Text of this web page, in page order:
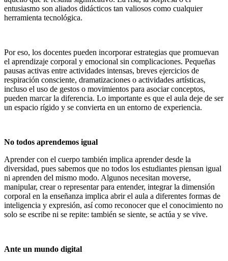
entusiasmo son aliados didácticos tan valiosos como cualquier
herramienta tecnológica.
Por eso, los docentes pueden incorporar estrategias que promuevan
el aprendizaje corporal y emocional sin complicaciones. Pequeñas
pausas activas entre actividades intensas, breves ejercicios de
respiración consciente, dramatizaciones o actividades artísticas,
incluso el uso de gestos o movimientos para asociar conceptos,
pueden marcar la diferencia. Lo importante es que el aula deje de ser
un espacio rígido y se convierta en un entorno de experiencia.
No todos aprendemos igual
Aprender con el cuerpo también implica aprender desde la
diversidad, pues sabemos que no todos los estudiantes piensan igual
ni aprenden del mismo modo. Algunos necesitan moverse,
manipular, crear o representar para entender, integrar la dimensión
corporal en la enseñanza implica abrir el aula a diferentes formas de
inteligencia y expresión, así como reconocer que el conocimiento no
solo se escribe ni se repite: también se siente, se actúa y se vive.
Ante un mundo digital